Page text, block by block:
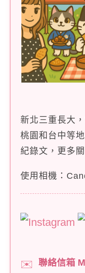
新北三重長大
桃園和台中等
紀錄文，更多關
使用相機：
✉️
聯絡信箱